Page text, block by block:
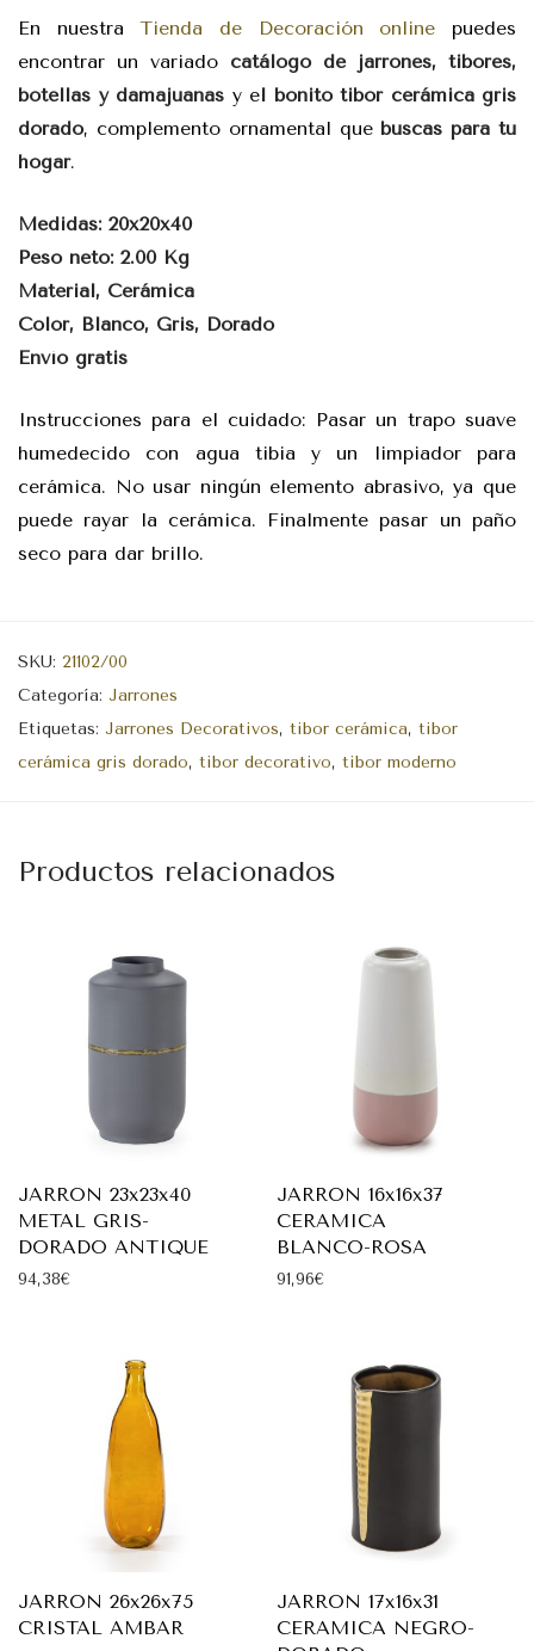
En nuestraTienda de Decoración online puedes
encontrar un variado catálogo de jarrones, tibores,
botellas y damajuanas y el bonito tibor cerámica gris
dorado, complemento ornamental quebuscas para tu
hogar.
Medidas: 20x20x40
Peso neto: 2.00 Kg
Material, Cerámica
Color, Blanco, Gris, Dorado
Envío gratis
Instrucciones para el cuidado: Pasar un trapo suave
humedecido con agua tibia y un limpiador para
cerámica. No usar ningún elemento abrasivo, ya que
puede rayar la cerámica. Finalmente pasar un paño
seco para dar brillo.
SKU: 21102/00
Categoría: Jarrones
Etiquetas: Jarrones Decorativos, tibor cerámica, tibor
cerámica gris dorado, tibor decorativo, tibor moderno
Productos relacionados
JARRON 23x23x40
METAL GRIS-
DORADO ANTIQUE
94,38€
JARRON 16x16x37
CERAMICA
BLANCO-ROSA
91,96€
JARRON 26x26x75
CRISTAL AMBAR
JARRON 17x16x31
CERAMICA NEGRO-